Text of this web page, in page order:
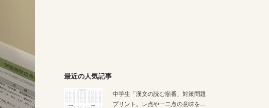
最近の人気記事
中学生「漢文の読む順番」対策問題
プリント。レ点や一二点の意味を…